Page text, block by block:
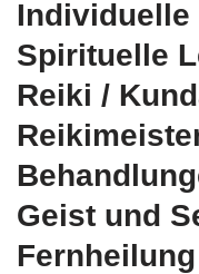
Individuelle
Spirituelle
Reiki /
Geist und